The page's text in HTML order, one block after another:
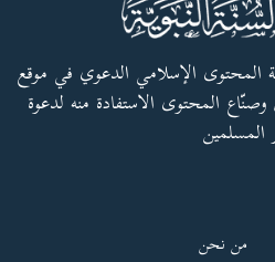
المحتوى الإسلامي الدعوي في موقع
وصنّاع المحتوى الاستفادة منه لدعوة
المسلمين
من نحن